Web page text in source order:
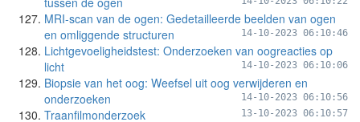
MRI-scan van de ogen: Gedetailleerde beelden van ogen
en omliggende structuren
14-10-2023 06:10:46
Lichtgevoeligheidstest: Onderzoeken van oogreacties op
licht
14-10-2023 06:10:06
Biopsie van het oog: Weefsel uit oog verwijderen en
onderzoeken
14-10-2023 06:10:56
Traanfilmonderzoek 13-10-2023 06:10:57